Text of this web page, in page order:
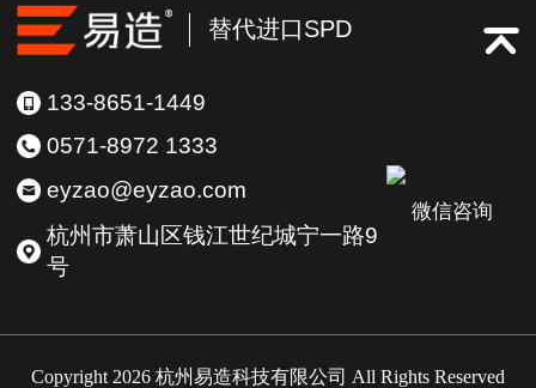
替代进口SPD
133-8651-1449
0571-8972 1333
eyzao@eyzao.com
杭州市萧山区钱江世纪城宁一路9
号
微信咨询
Copyright 2026 杭州易造科技有限公司 All Rights Reserved